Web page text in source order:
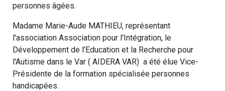
personnes âgées.
Madame Marie-Aude MATHIEU, représentant
l'association Association pour l'Intégration, le
Développement de l'Education et la Recherche pour
l'Autisme dans le Var ( AIDERA VAR) a été élue Vice-
Présidente de la formation spécialisée personnes
handicapées.